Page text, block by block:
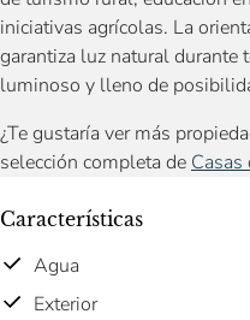
iniciativas agrícolas. La
garantiza luz natural durante
luminoso y lleno de
¿Te gustaría ver más
selección completa de Casas
Características
Agua
Exterior